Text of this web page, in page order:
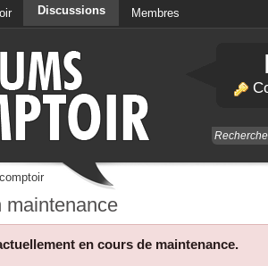
Discussions Membres
maintenance
en cours de maintenance.